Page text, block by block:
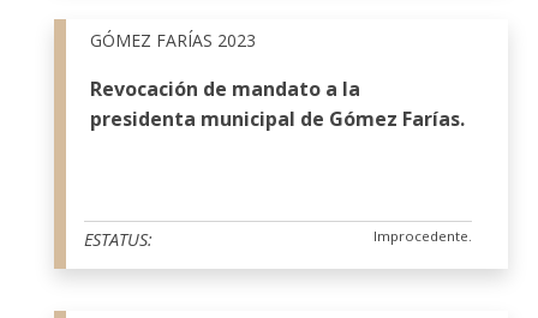
GÓMEZ FARÍAS 2023
Revocación de mandato a la
presidenta municipal de Gómez Farías.
ESTATUS: Improcedente.